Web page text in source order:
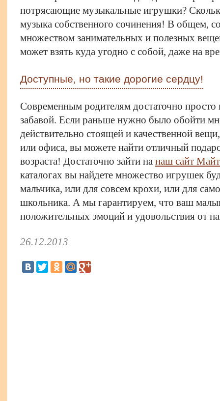
потрясающие музыкальные игрушки?
музыка собственного сочинения! В общем,
множеством занимательных и полезных
может взять куда угодно с собой, даже на
Доступные, но такие дорогие сердцу!
Современным родителям достаточно просто
забавой. Если раньше нужно было обойти
действительно стоящей и качественной
или офиса, вы можете найти отличный
возраста! Достаточно зайти на наш сайт
каталогах вы найдете множество игрушек
мальчика, или для совсем крохи, или для
школьника. А мы гарантируем, что ваш
положительных эмоций и удовольствия от
26.12.2013